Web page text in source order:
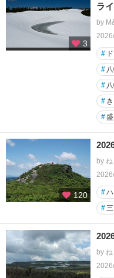
3
ラ
by
#
#
#
#
#
120
by
#
#
by